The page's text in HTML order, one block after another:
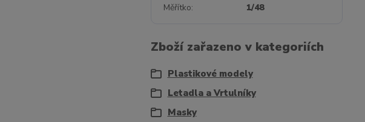
Měřítko 1/48
Zboží zařazeno v kategoriích
Plastikové modely
Letadla a Vrtulníky
Masky